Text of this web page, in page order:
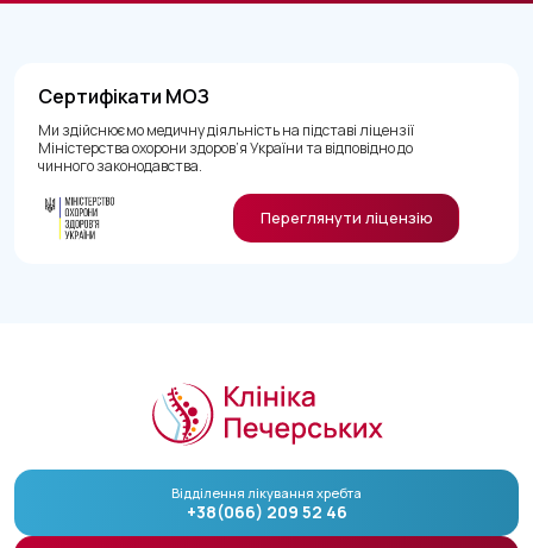
Сертифікати МОЗ
Ми здійснюємо медичну діяльність на підставі ліцензії
Міністерства охорони здоров’я України та відповідно до
чинного законодавства.
Переглянути ліцензію
Відділення лікування хребта
+38(066) 209 52 46